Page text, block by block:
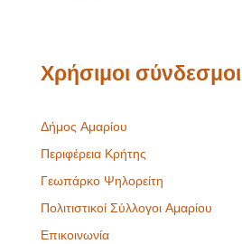
Χρήσιμοι σύνδεσμοι
Δήμος Αμαρίου
Περιφέρεια Κρήτης
Γεωπάρκο Ψηλορείτη
Πολιτιστικοί Σύλλογοι Αμαρίου
Επικοινωνία